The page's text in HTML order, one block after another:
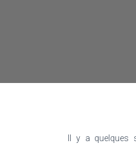
Il y a quelques